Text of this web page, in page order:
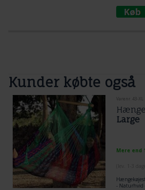
Kunder købte også
Varenr. 43-XL
Large
Mere end
- Naturhvid